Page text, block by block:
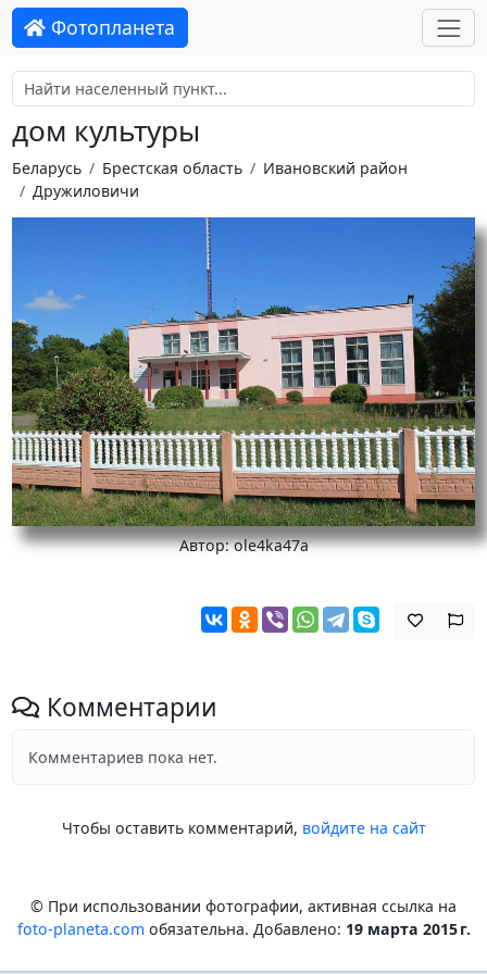
Фотопланета
дом культуры
Беларусь Брестская область
Ивановский район
Дружиловичи
Автор: ole4ka47a
Комментарии
Комментариев пока нет.
Чтобы оставить комментарий, войдите на сайт
© При использовании фотографии, активная ссылка на
foto-planeta.com обязательна. Добавлено: 19 марта 2015 г.